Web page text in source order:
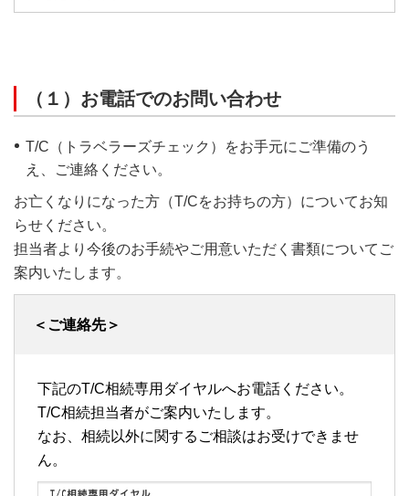
（１）お電話でのお問い合わせ
T/C（トラベラーズチェック）をお手元にご準備のう
え、ご連絡ください。
お亡くなりになった方（T/Cをお持ちの方）についてお知
らせください。
担当者より今後のお手続やご用意いただく書類についてご
案内いたします。
＜ご連絡先＞
下記のT/C相続専用ダイヤルへお電話ください。
T/C相続担当者がご案内いたします。
なお、相続以外に関するご相談はお受けできませ
ん。